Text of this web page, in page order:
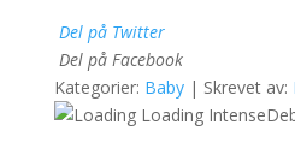
Del på Twitter
Del på Facebook
Kategorier: Baby| Skrevet av:
Loading